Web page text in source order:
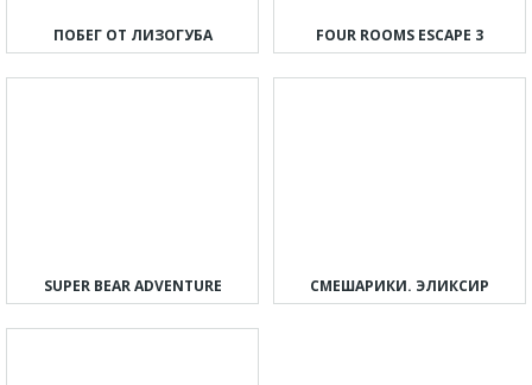
ПОБЕГ ОТ ЛИЗОГУБА FOUR ROOMS ESCAPE 3
SUPER BEAR ADVENTURE СМЕШАРИКИ. ЭЛИКСИР